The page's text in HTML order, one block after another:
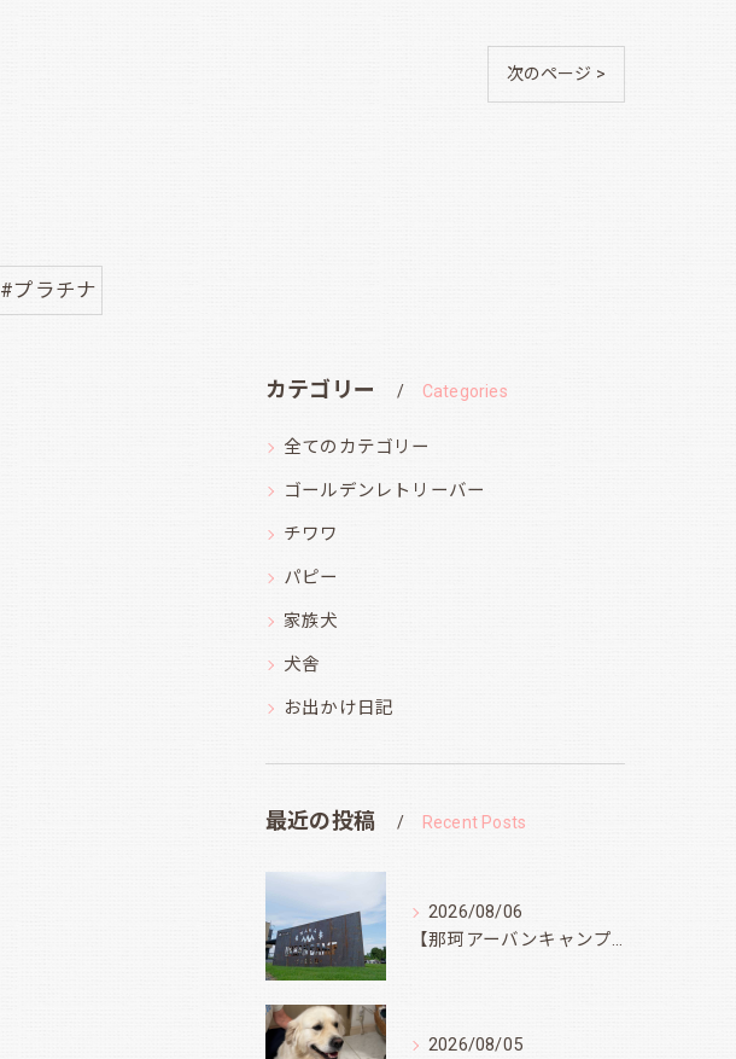
次のページ >
#プラチナ
カテゴリー Categories
全てのカテゴリー
ゴールデンレトリーバー
チワワ
パピー
家族犬
犬舎
お出かけ日記
最近の投稿 Recent Posts
2026/08/06
【那珂アーバンキャンプフィールド】
2026/08/05